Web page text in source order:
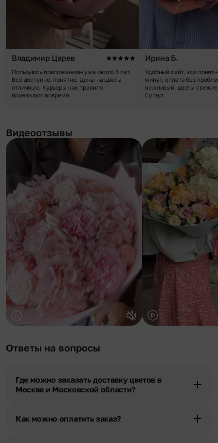
Владимир Царев
Пользуюсь приложением уже около 6 лет.
Всё доступно, понятно. Цены на цветы
отличные. Курьеры как правило
приезжают вовремя.
Ирина Б.
Удобный сайт, все
минут, оплата без
вежливый, цветы
Супер!
Видеоотзывы
Ответы на вопросы
Где можно заказать доставку цветов в
Москве и Московской области?
Как можно оплатить заказ?